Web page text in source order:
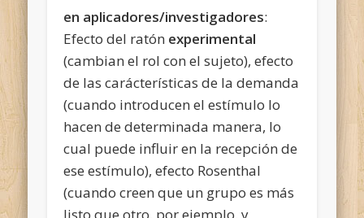
en aplicadores/investigadores:
Efecto del ratón experimental
(cambian el rol con el sujeto), efecto
de las carácterísticas de la demanda
(cuando introducen el estímulo lo
hacen de determinada manera, lo
cual puede influir en la recepción de
ese estímulo), efecto Rosenthal
(cuando creen que un grupo es más
listo que otro, por ejemplo, y